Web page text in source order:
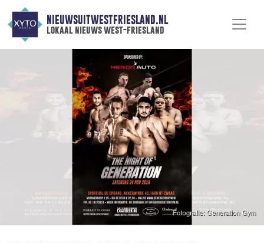
NIEUWSUITWESTFRIESLAND.NL
lokaal nieuws west-friesland